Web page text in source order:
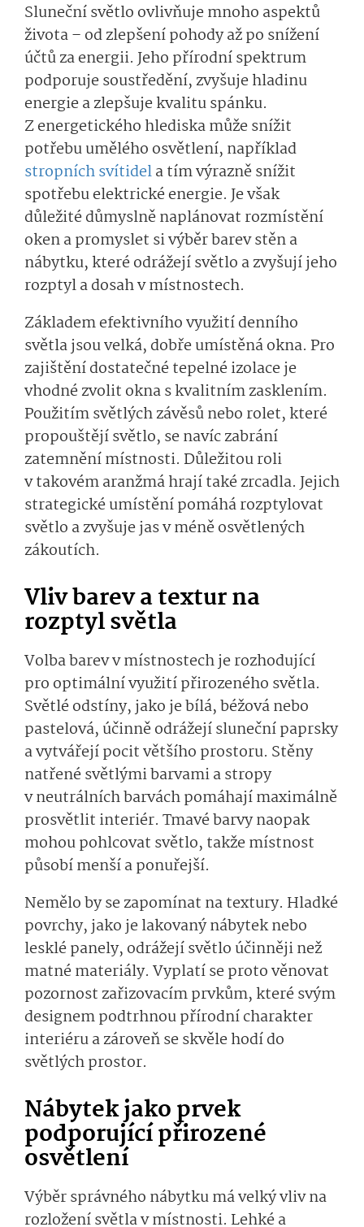
Sluneční světlo ovlivňuje mnoho aspektů
života – od zlepšení pohody až po snížení
účtů za energii. Jeho přírodní spektrum
podporuje soustředění, zvyšuje hladinu
energie a zlepšuje kvalitu spánku.
Z energetického hlediska může snížit
potřebu umělého osvětlení, například
stropních svítidela tím výrazně snížit
spotřebu elektrické energie. Je však
důležité důmyslně naplánovat rozmístění
oken a promyslet si výběr barev stěn a
nábytku, které odrážejí světlo a zvyšují jeho
rozptyl a dosah v místnostech.
Základem efektivního využití denního
světla jsou velká, dobře umístěná okna. Pro
zajištění dostatečné tepelné izolace je
vhodné zvolit okna s kvalitním zasklením.
Použitím světlých závěsů nebo rolet, které
propouštějí světlo, se navíc zabrání
zatemnění místnosti. Důležitou roli
v takovém aranžmá hrají také zrcadla. Jejich
strategické umístění pomáhá rozptylovat
světlo a zvyšuje jas v méně osvětlených
zákoutích.
Vliv barev a textur na
rozptyl světla
Volba barev v místnostech je rozhodující
pro optimální využití přirozeného světla.
Světlé odstíny, jako je bílá, béžová nebo
pastelová, účinně odrážejí sluneční paprsky
a vytvářejí pocit většího prostoru. Stěny
natřené světlými barvami a stropy
v neutrálních barvách pomáhají maximálně
prosvětlit interiér. Tmavé barvy naopak
mohou pohlcovat světlo, takže místnost
působí menší a ponuřejší.
Nemělo by se zapomínat na textury. Hladké
povrchy, jako je lakovaný nábytek nebo
lesklé panely, odrážejí světlo účinněji než
matné materiály. Vyplatí se proto věnovat
pozornost zařizovacím prvkům, které svým
designem podtrhnou přírodní charakter
interiéru a zároveň se skvěle hodí do
světlých prostor.
Nábytek jako prvek
podporující přirozené
osvětlení
Výběr správného nábytku má velký vliv na
rozložení světla v místnosti. Lehké a